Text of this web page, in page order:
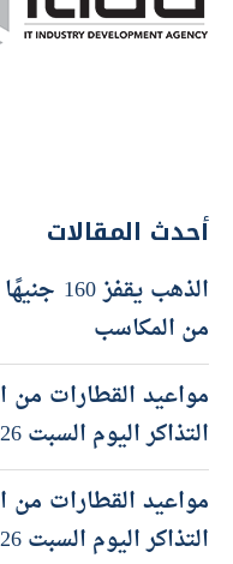
أحدث المقالات
الذهب
من المكاسب
مواعيد القطارات من
التذاكر اليوم السبت 8/8/2026
مواعيد القطارات من
التذاكر اليوم السبت 8/8/2026